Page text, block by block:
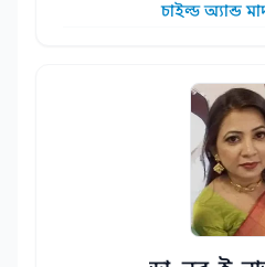
চাইল্ড অ্যান্ড